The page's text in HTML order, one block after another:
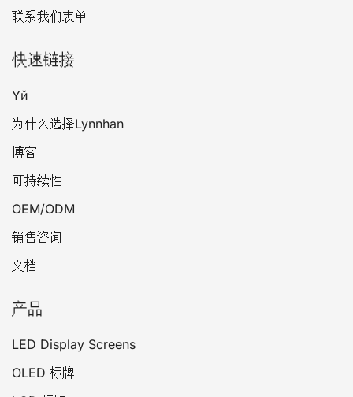
联系我们表单
快速链接
Үй
为什么选择Lynnhan
博客
可持续性
OEM/ODM
销售咨询
文档
产品
LED Display Screens
OLED 标牌